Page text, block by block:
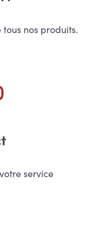
nos produits.
service